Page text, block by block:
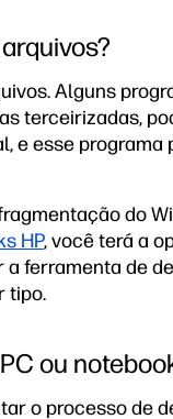
Alguns
terceirizadas,
e esse
do
HP, você terá a
a ferramenta de
tipo.
ou
o processo de